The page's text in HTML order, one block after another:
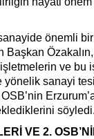
önemli
Başkan
ve bu
sanayi
söyledi.
VE 2.